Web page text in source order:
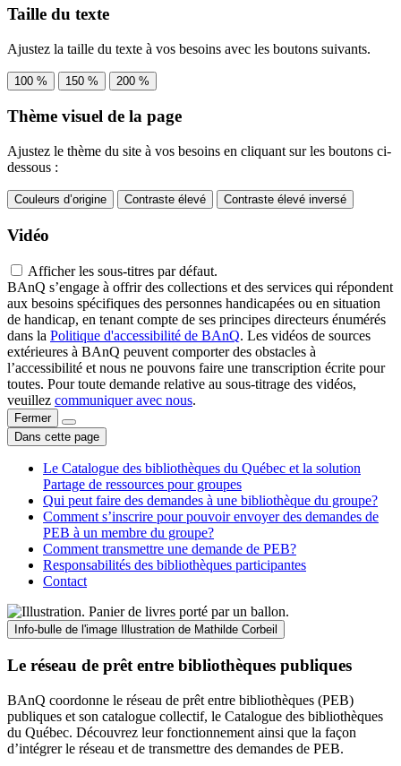
Taille du texte
Ajustez la taille du texte à vos besoins avec les boutons suivants.
100 % 150 % 200 %
Thème visuel de la page
Ajustez le thème du site à vos besoins en cliquant sur les boutons ci-
dessous :
Couleurs d’origine Contraste élevé Contraste élevé inversé
Vidéo
Afficher les sous-titres par défaut.
BAnQ s’engage à offrir des collections et des services qui répondent
aux besoins spécifiques des personnes handicapées ou en situation
de handicap, en tenant compte de ses principes directeurs énumérés
dans la Politique d'accessibilité de BAnQ. Les vidéos de sources
extérieures à BAnQ peuvent comporter des obstacles à
l’accessibilité et nous ne pouvons faire une transcription écrite pour
toutes. Pour toute demande relative au sous-titrage des vidéos,
veuillez communiquer avec nous.
Fermer
Dans cette page
Le Catalogue des bibliothèques du Québec et la solution
Partage de ressources pour groupes
Qui peut faire des demandes à une bibliothèque du groupe?
Comment s’inscrire pour pouvoir envoyer des demandes de
PEB à un membre du groupe?
Comment transmettre une demande de PEB?
Responsabilités des bibliothèques participantes
Contact
Info-bulle de l'image Illustration de Mathilde Corbeil
Le réseau de prêt entre bibliothèques publiques
BAnQ coordonne le réseau de prêt entre bibliothèques (PEB)
publiques et son catalogue collectif, le Catalogue des bibliothèques
du Québec. Découvrez leur fonctionnement ainsi que la façon
d’intégrer le réseau et de transmettre des demandes de PEB.